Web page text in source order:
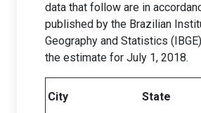
data that follow are in
published by the Brazilian
Geography and Statistics
the estimate for July 1, 2018.
City State